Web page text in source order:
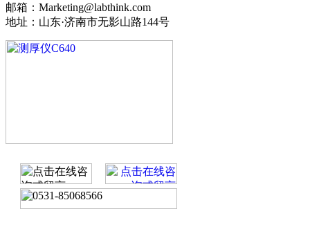
邮箱：Marketing@labthink.com
地址：山东·济南市无影山路144号